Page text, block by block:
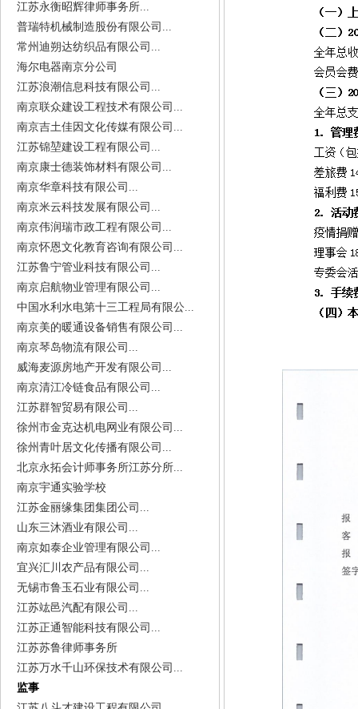
江苏永衡昭辉律师事务所...
普瑞特机械制造股份有限公司...
常州迪朔达纺织品有限公司...
海尔电器南京分公司
江苏浪潮信息科技有限公司...
南京联众建设工程技术有限公司...
南京吉土佳因文化传媒有限公司...
江苏锦堃建设工程有限公司...
南京康士德装饰材料有限公司...
南京华章科技有限公司...
南京米云科技发展有限公司...
南京伟润瑞市政工程有限公司...
南京怀恩文化教育咨询有限公司...
江苏鲁宁管业科技有限公司...
南京启航物业管理有限公司...
中国水利水电第十三工程局有限公...
南京美的暖通设备销售有限公司...
南京琴岛物流有限公司...
威海麦源房地产开发有限公司...
南京清江冷链食品有限公司...
江苏群智贸易有限公司...
徐州市金克达机电网业有限公司...
徐州青叶居文化传播有限公司...
北京永拓会计师事务所江苏分所...
南京宇通实验学校
江苏金丽缘集团集团公司...
山东三沐酒业有限公司...
南京如泰企业管理有限公司...
宜兴汇川农产品有限公司...
无锡市鲁玉石业有限公司...
江苏竑邑汽配有限公司...
江苏正通智能科技有限公司...
江苏苏鲁律师事务所
江苏万水千山环保技术有限公司...
监事